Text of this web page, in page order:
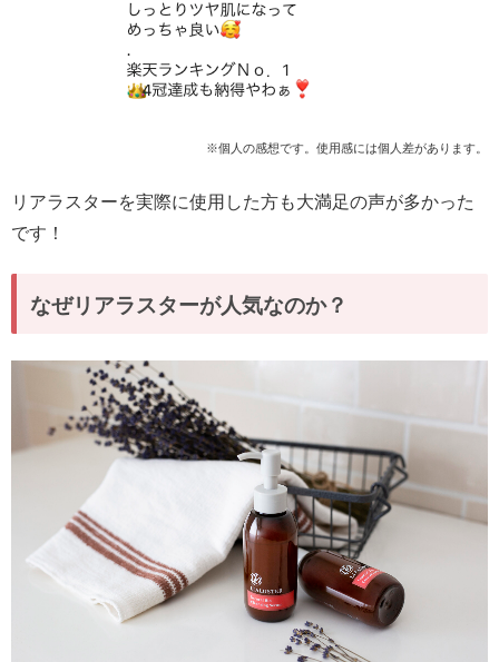
※個人の感想です。使用感には個人差があります。
リアラスターを実際に使用した方も大満足の声が多かった
です！
なぜリアラスターが人気なのか？